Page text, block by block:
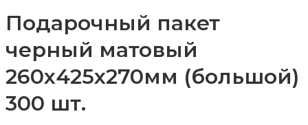
Подарочный пакет
черный матовый
260х425х270мм (большой)
300 шт.